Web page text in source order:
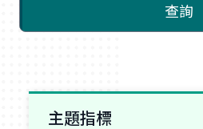
查詢
主題指標